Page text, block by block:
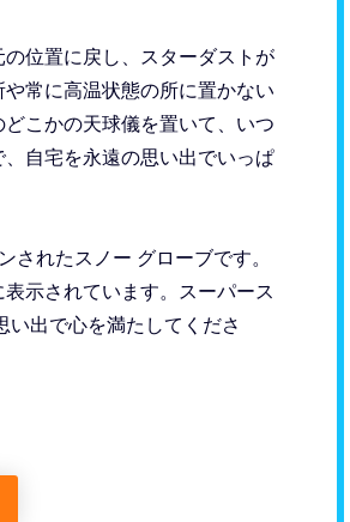
位置に戻し、スターダストが
常に高温状態の所に置かない
こかの天球儀を置いて、いつ
自宅を永遠の思い出でいっぱ
されたスノー グローブです。
示されています。スーパース
い出で心を満たしてくださ